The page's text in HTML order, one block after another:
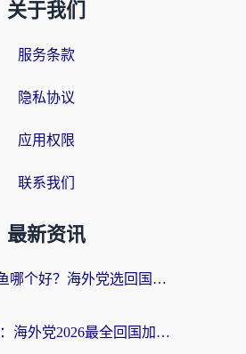
关于我们
服务条款
隐私协议
应用权限
联系我们
最新资讯
ChickCN和章鱼哪个好？海外党选回国加速器的3个关键维度 + 实用避坑指南
中国VPN评测：海外党2026最全回国加速器选择指南，告别地区限制不踩坑